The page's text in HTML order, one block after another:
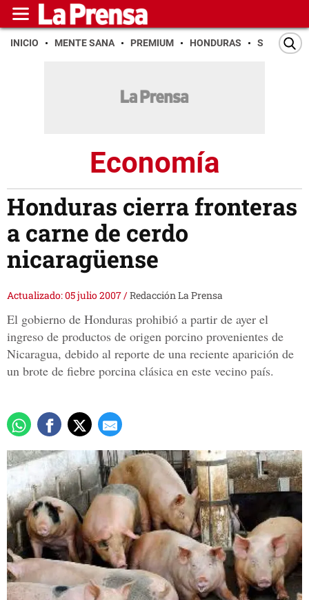
INICIO MENTE SANA PREMIUM HONDURAS SAN PEDRO
Economía
Honduras cierra fronteras
a carne de cerdo
nicaragüense
Actualizado: 05 julio 2007/Redacción La Prensa
El gobierno de Honduras prohibió a partir de ayer el
ingreso de productos de origen porcino provenientes de
Nicaragua, debido al reporte de una reciente aparición de
un brote de fiebre porcina clásica en este vecino país.